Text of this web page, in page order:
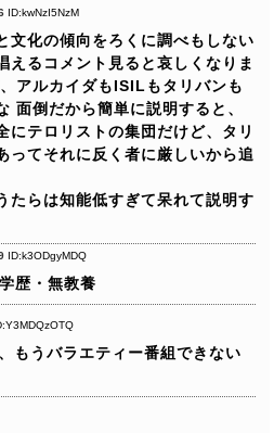
ID:kwNzI5NzM
文化の傾向をろくに調べもしない
えるコメント見ると哀しくなりま
アルカイダもISILもタリバンも
面倒だから簡単に説明すると、
にテロリストの集団だけど、タリ
ってそれに反く者に厳しいから追
たらは知能低すぎて呆れて説明す
ID:k3ODgyMDQ
歴・無教養
もうバラエティー番組できない